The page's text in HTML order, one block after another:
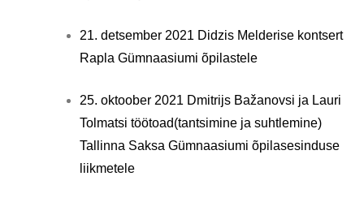
21. detsember 2021 Didzis Melderise kontsert
Rapla Gümnaasiumi õpilastele
25. oktoober 2021 Dmitrijs Bažanovsi ja Lauri
Tolmatsi töötoad(tantsimine ja suhtlemine)
Tallinna Saksa Gümnaasiumi õpilasesinduse
liikmetele